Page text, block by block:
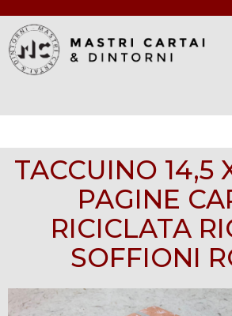
TACCUINO 14,5
PAGINE
RICICLATA
SOFFIONI